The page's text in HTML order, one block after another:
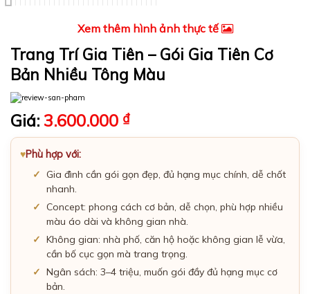
Xem thêm hình ảnh thực tế
Trang Trí Gia Tiên – Gói Gia Tiên Cơ
Bản Nhiều Tông Màu
Giá: 3.600.000 ₫
Phù hợp với:
Gia đình cần gói gọn đẹp, đủ hạng mục chính, dễ chốt
nhanh.
Concept: phong cách cơ bản, dễ chọn, phù hợp nhiều
màu áo dài và không gian nhà.
Không gian: nhà phố, căn hộ hoặc không gian lễ vừa,
cần bố cục gọn mà trang trọng.
Ngân sách: 3–4 triệu, muốn gói đầy đủ hạng mục cơ
bản.